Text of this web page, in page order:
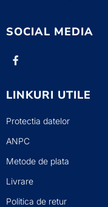
SOCIAL MEDIA
LINKURI UTILE
Protectia datelor
ANPC
Metode de plata
Livrare
Politica de retur